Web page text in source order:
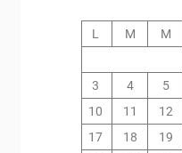
L M M
3
4 5
10
11 12
17
18 19